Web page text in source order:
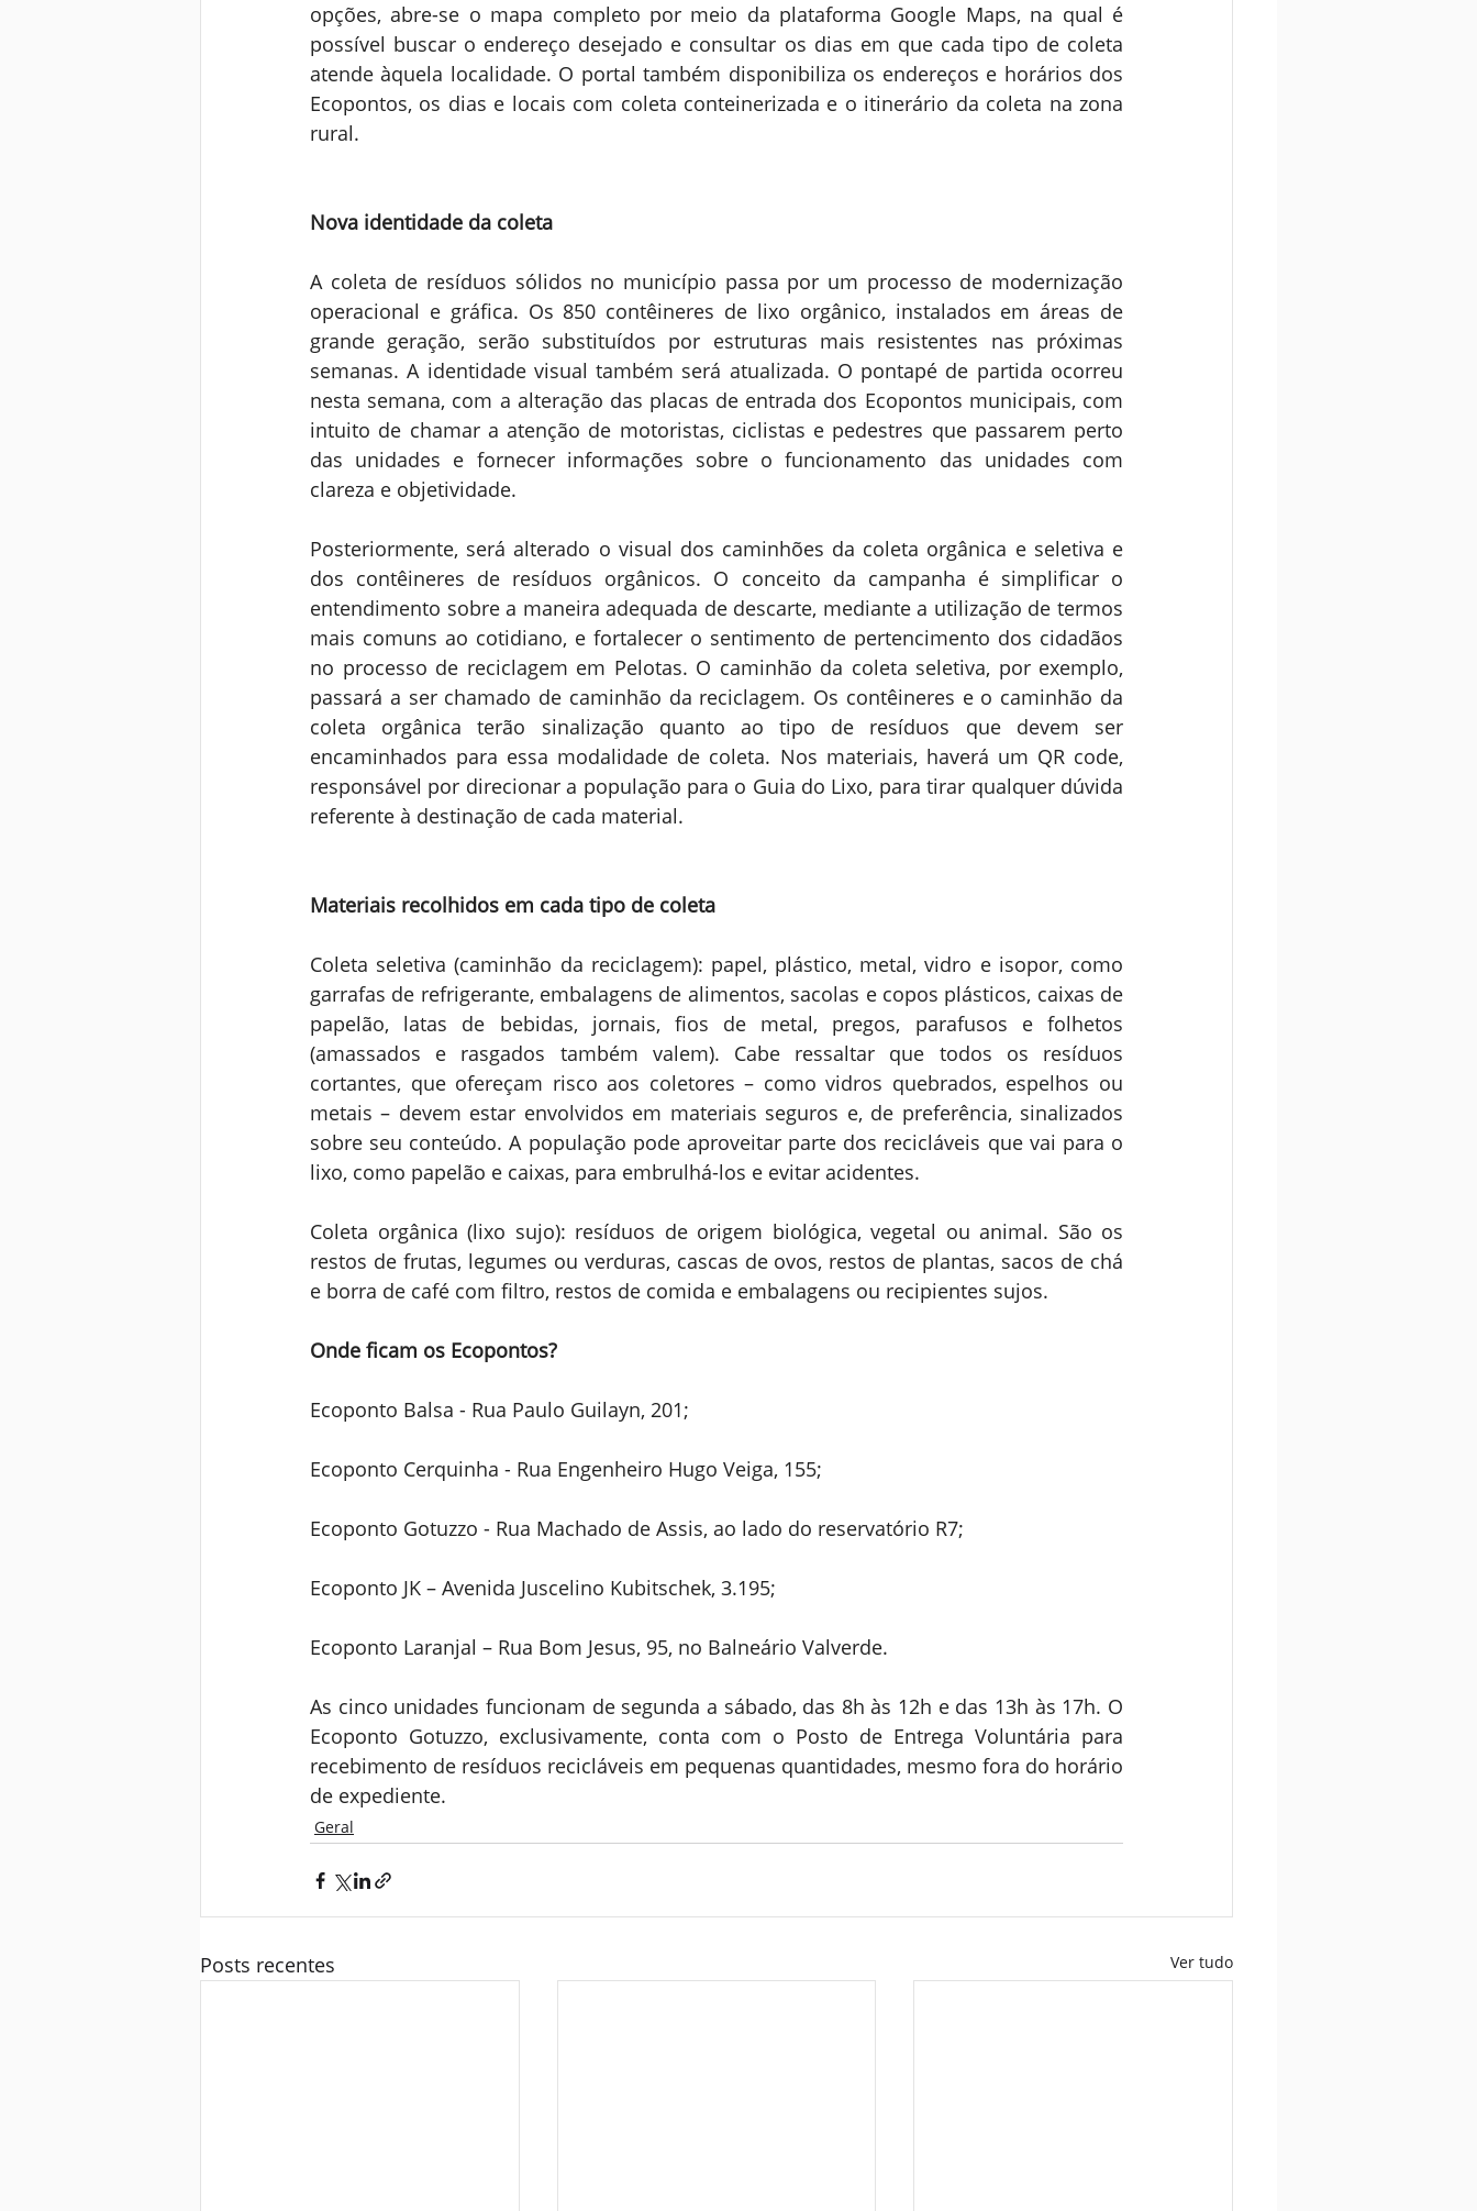
opções, abre-se o mapa completo por meio da plataforma Google Maps, na qual é
possível buscar o endereço desejado e consultar os dias em que cada tipo de coleta
atende àquela localidade. O portal também disponibiliza os endereços e horários dos
Ecopontos, os dias e locais com coleta conteinerizada e o itinerário da coleta na zona
rural.
Nova identidade da coleta
A coleta de resíduos sólidos no município passa por um processo de modernização
operacional e gráfica. Os 850 contêineres de lixo orgânico, instalados em áreas de
grande geração, serão substituídos por estruturas mais resistentes nas próximas
semanas. A identidade visual também será atualizada. O pontapé de partida ocorreu
nesta semana, com a alteração das placas de entrada dos Ecopontos municipais, com
intuito de chamar a atenção de motoristas, ciclistas e pedestres que passarem perto
das unidades e fornecer informações sobre o funcionamento das unidades com
clareza e objetividade.
Posteriormente, será alterado o visual dos caminhões da coleta orgânica e seletiva e
dos contêineres de resíduos orgânicos. O conceito da campanha é simplificar o
entendimento sobre a maneira adequada de descarte, mediante a utilização de termos
mais comuns ao cotidiano, e fortalecer o sentimento de pertencimento dos cidadãos
no processo de reciclagem em Pelotas. O caminhão da coleta seletiva, por exemplo,
passará a ser chamado de caminhão da reciclagem. Os contêineres e o caminhão da
coleta orgânica terão sinalização quanto ao tipo de resíduos que devem ser
encaminhados para essa modalidade de coleta. Nos materiais, haverá um QR code,
responsável por direcionar a população para o Guia do Lixo, para tirar qualquer dúvida
referente à destinação de cada material.
Materiais recolhidos em cada tipo de coleta
Coleta seletiva (caminhão da reciclagem): papel, plástico, metal, vidro e isopor, como
garrafas de refrigerante, embalagens de alimentos, sacolas e copos plásticos, caixas de
papelão, latas de bebidas, jornais, fios de metal, pregos, parafusos e folhetos
(amassados e rasgados também valem). Cabe ressaltar que todos os resíduos
cortantes, que ofereçam risco aos coletores – como vidros quebrados, espelhos ou
metais – devem estar envolvidos em materiais seguros e, de preferência, sinalizados
sobre seu conteúdo. A população pode aproveitar parte dos recicláveis que vai para o
lixo, como papelão e caixas, para embrulhá-los e evitar acidentes.
Coleta orgânica (lixo sujo): resíduos de origem biológica, vegetal ou animal. São os
restos de frutas, legumes ou verduras, cascas de ovos, restos de plantas, sacos de chá
e borra de café com filtro, restos de comida e embalagens ou recipientes sujos.
Onde ficam os Ecopontos?
Ecoponto Balsa - Rua Paulo Guilayn, 201;
Ecoponto Cerquinha - Rua Engenheiro Hugo Veiga, 155;
Ecoponto Gotuzzo - Rua Machado de Assis, ao lado do reservatório R7;
Ecoponto JK – Avenida Juscelino Kubitschek, 3.195;
Ecoponto Laranjal – Rua Bom Jesus, 95, no Balneário Valverde.
As cinco unidades funcionam de segunda a sábado, das 8h às 12h e das 13h às 17h. O
Ecoponto Gotuzzo, exclusivamente, conta com o Posto de Entrega Voluntária para
recebimento de resíduos recicláveis em pequenas quantidades, mesmo fora do horário
de expediente.
Geral
Posts recentes Ver tudo